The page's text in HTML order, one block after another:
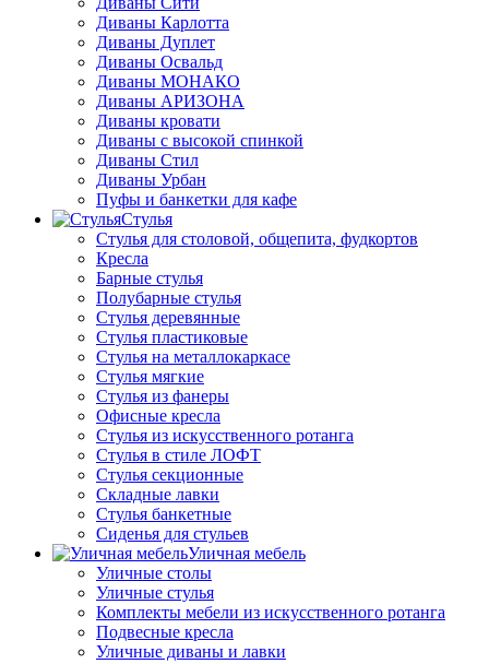
Диваны Карлотта
Диваны Дуплет
Диваны Освальд
Диваны МОНАКО
Диваны АРИЗОНА
Диваны кровати
Диваны с высокой спинкой
Диваны Стил
Диваны Урбан
Пуфы и банкетки для кафе
Стулья
Стулья для столовой, общепита, фудкортов
Кресла
Барные стулья
Полубарные стулья
Стулья деревянные
Стулья пластиковые
Стулья на металлокаркасе
Стулья мягкие
Стулья из фанеры
Офисные кресла
Стулья из искусственного ротанга
Стулья в стиле ЛОФТ
Стулья секционные
Складные лавки
Стулья банкетные
Сиденья для стульев
Уличная мебель
Уличные столы
Уличные стулья
Комплекты мебели из искусственного ротанга
Подвесные кресла
Уличные диваны и лавки